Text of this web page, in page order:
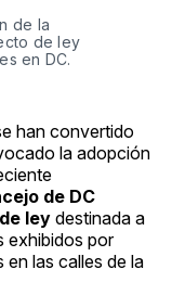
de la
de ley
en DC.
han convertido
la adopción
de DC
ley destinada a
exhibidos por
las calles de la